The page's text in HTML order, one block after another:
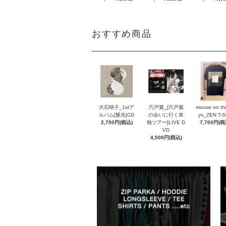
おすすめ商品
大石晴子_1stア
ルバム[脈光]CD
2,750円(税込)
宍戸翼_[宍戸翼
の会いに行く単
独ツアー]LIVE D
VD
4,500円(税込)
mouse on
ys_ZEN T-
7,700円(税